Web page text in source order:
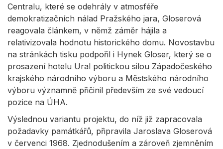
Centralu, které se odehrály v atmosféře
demokratizačních nálad Pražského jara, Gloserová
reagovala článkem, v němž záměr hájila a
relativizovala hodnotu historického domu. Novostavbu
na stránkách tisku podpořil i Hynek Gloser, který se o
prosazení hotelu Ural politickou silou Západočeského
krajského národního výboru a Městského národního
výboru významně přičinil především ze své vedoucí
pozice na ÚHA.
Výslednou variantu projektu, do níž již zapracovala
požadavky památkářů, připravila Jaroslava Gloserová
v červenci 1968. Zjednodušením a zároveň zjemněním